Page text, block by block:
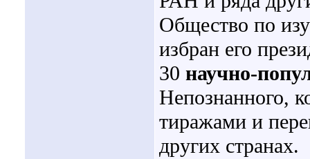
Общество по
избран его
30 научно-
Непознанного,
тиражами и
других странах.